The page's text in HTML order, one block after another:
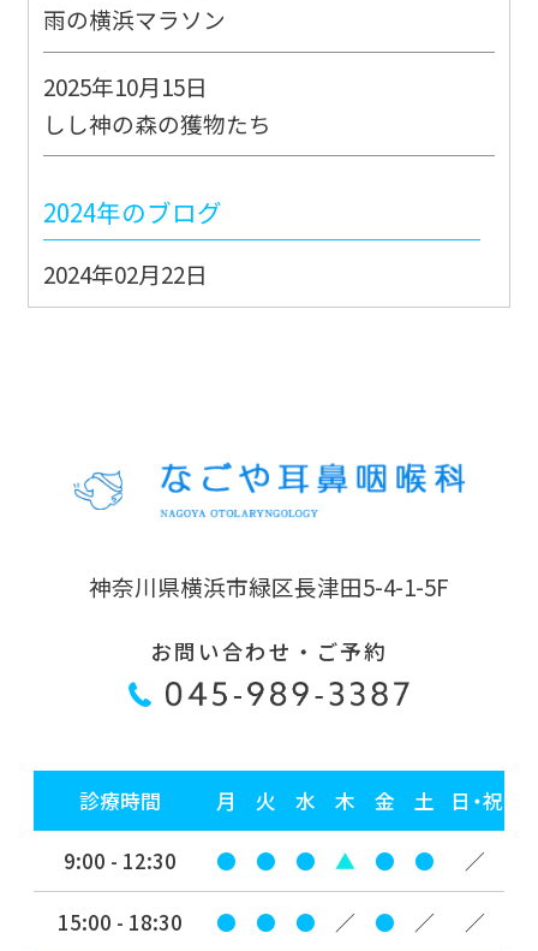
雨の横浜マラソン
2025年10月15日
しし神の森の獲物たち
2024年のブログ
2024年02月22日
能登地震JMAT派遣出動②
2022年のブログ
ただ平和のためだけに
2022年06月06日
そこに AI はあるんか？
2022年05月23日
FIRE！
2022年03月03日
3月3日の世界に
神奈川県横浜市緑区長津田5-4-1-5F
お問い合わせ・ご予約
診療時間 月 火 水 木 金 土 日・祝
9:00 - 12:30 ● ● ● ▲ ● ● ／
15:00 - 18:30 ● ● ● ／ ● ／
／